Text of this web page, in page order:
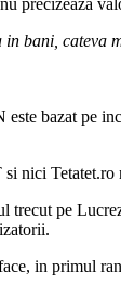
precizeaza
bani, cateva
bazat pe
nici Tetatet.ro
trecut pe
in primul